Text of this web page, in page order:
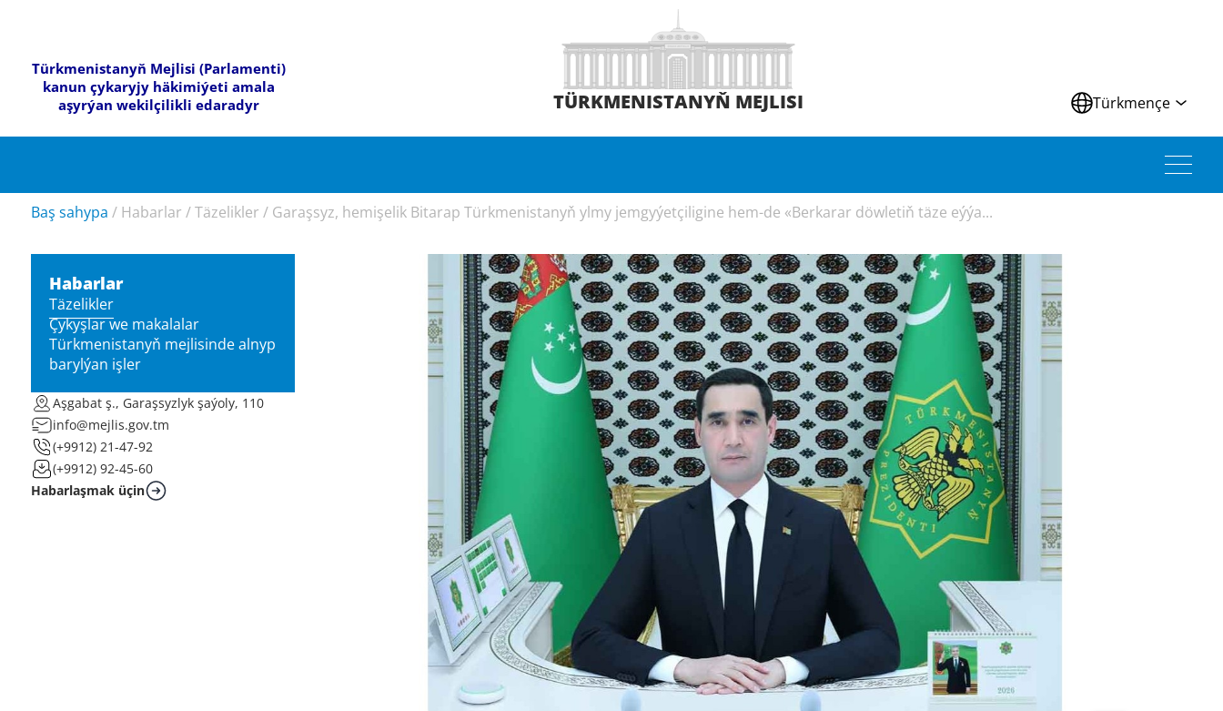
Türkmenistanyň Mejlisi (Parlamenti)
kanun çykaryjy häkimiýeti amala
aşyrýan wekilçilikli edaradyr
TÜRKMENISTANYŇ MEJLISI Türkmençe
Baş sahypa / Habarlar /Täzelikler / Garaşsyz, hemişelik Bitarap Türkmenistanyň ylmy jemgyýetçiligine hem-de «Berkarar döwletiň täze eýýa...
Habarlar
Täzelikler
Çykyşlar we makalalar
Türkmenistanyň mejlisinde alnyp
barylýan işler
Aşgabat ş., Garaşsyzlyk şaýoly, 110
info@mejlis.gov.tm
(+9912) 21-47-92
(+9912) 92-45-60
Habarlaşmak üçin